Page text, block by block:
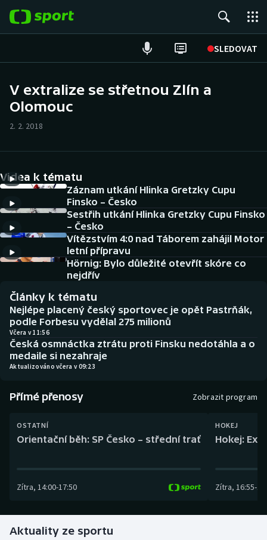
SLEDOVAT
Hokej
Cyklistika
DALŠÍ SPORTY
Americký fotbal
Baseball a softbal
Basketbal
Biatlon
Boby a skeleton
Box
Curling
Golf
NEPŘEHLÉDNĚTE
Historické návraty
Aplikace ČT sport
AZ kvíz
V extralize se střetnou Zlín a
Olomouc
2. 2. 2018
Videa k tématu
Záznam utkání Hlinka Gretzky Cupu
Finsko – Česko
Sestřih utkání Hlinka Gretzky Cupu Finsko
– Česko
Vítězstvím 4:0 nad Táborem zahájil Motor
letní přípravu
Hörnig: Bylo důležité otevřít skóre co
nejdřív
Články k tématu
Nejlépe placený český sportovec je opět Pastrňák,
podle Forbesu vydělal 275 milionů
Včera v 11:56
Česká osmnáctka ztrátu proti Finsku nedotáhla a o
medaile si nezahraje
Aktualizováno včera v 09:23
Přímé přenosy Zobrazit program
OSTATNÍ
Orientační běh: SP Česko – střední trať
Zítra, 14:00-17:50
HOKEJ
Hokej:
Zítra, 16:55-
Aktuality ze sportu